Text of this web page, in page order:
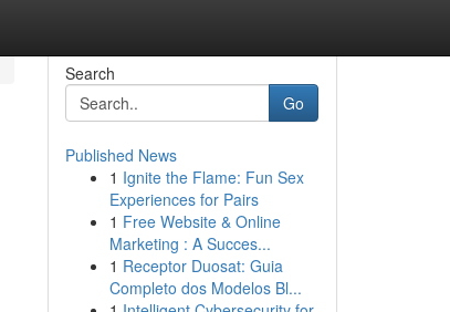
Search
Go
Published News
1 Ignite the Flame: Fun Sex
Experiences for Pairs
1 Free Website & Online
Marketing : A Succes...
1 Receptor Duosat: Guia
Completo dos Modelos Bl...